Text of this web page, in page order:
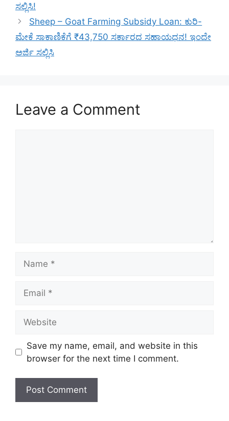
ಸಲ್ಲಿಸಿ!
Sheep – Goat Farming Subsidy Loan: ಕುರಿ-
ಮೇಕೆ ಸಾಕಾಣಿಕೆಗೆ ₹43,750 ಸರ್ಕಾರದ ಸಹಾಯಧನ! ಇಂದೇ
ಅರ್ಜಿ ಸಲ್ಲಿಸಿ
Leave a Comment
Save my name, email, and website in this
browser for the next time I comment.